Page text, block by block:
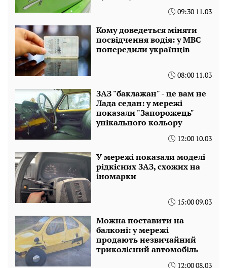
09:30 11.03
Кому доведеться міняти
посвідчення водія: у МВС
попередили українців
08:00 11.03
ЗАЗ "баклажан" - це вам не
Лада седан: у мережі
показали "Запорожець"
унікального кольору
12:00 10.03
У мережі показали моделі
рідкісних ЗАЗ, схожих на
іномарки
15:00 09.03
Можна поставити на
балконі: у мережі
продають незвичайний
триколісний автомобіль
12:00 08.03